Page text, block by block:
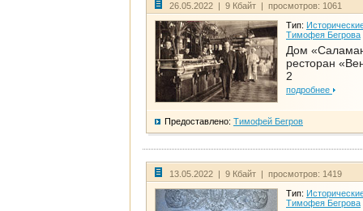
26.05.2022 | 9 Кбайт | просмотров: 1061
Тип:
Тимофея Бегрова
Дом
ресторан
2
подробнее
Предоставлено: Тимофей Бегров
13.05.2022 | 9 Кбайт | просмотров: 1419
Тип:
Тимофея Бегрова